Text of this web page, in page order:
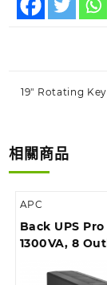
19″ Rotating
相關商品
APC
Back UPS Pro
1300VA, 8